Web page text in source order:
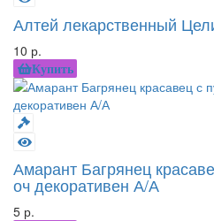
Алтей лекарственный
10 р.
Купить
Амарант Багрянец
оч декоративен А/А
5 р.